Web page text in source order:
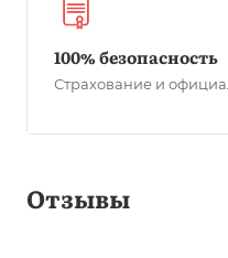
100% безопасность
Страхование и
Отзывы